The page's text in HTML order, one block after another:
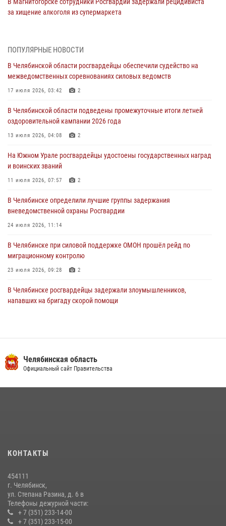
за хищение алкоголя из супермаркета
На Южном Урале спецназ Росгвардии провел военно-полевые
Росгвардейцы задержали трёх магазинных воров в Челябинске
На Южном Урале сотрудники Росгвардии задержали
подозреваемого в совершении убийства
В Челябинской области росгвардейцами по горячим следам
задержан подозреваемый в грабеже
ПОПУЛЯРНЫЕ НОВОСТИ
В Челябинской области росгвардейцы обеспечили судейство на
межведомственных соревнованиях силовых ведомств
17 июля 2026, 03:42 2
В Челябинской области подведены промежуточные итоги летней
оздоровительной кампании 2026 года
13 июля 2026, 04:08 2
На Южном Урале росгвардейцы удостоены государственных наград
и воинских званий
11 июля 2026, 07:57 2
В Челябинске определили лучшие группы задержания
вневедомственной охраны Росгвардии
24 июля 2026, 11:14
В Челябинске при силовой поддержке ОМОН прошёл рейд по
миграционному контролю
23 июля 2026, 09:28 2
В Челябинске росгвардейцы задержали злоумышленников,
напавших на бригаду скорой помощи
13 июля 2026, 03:02 5
28 июля 2026, 10:38
Челябинская область
Официальный сайт Правительства
КОНТАКТЫ
454111
г. Челябинск,
ул. Степана Разина, д. 6 в
Телефоны дежурной части:
+ 7 (351) 233-14-00
+ 7 (351) 233-15-00